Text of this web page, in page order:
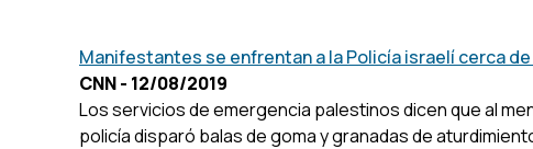
Manifestantes se enfrentan a la Policía israelí cerca
CNN - 12/08/2019
Los servicios de emergencia palestinos dicen que al
policía disparó balas de goma y granadas de